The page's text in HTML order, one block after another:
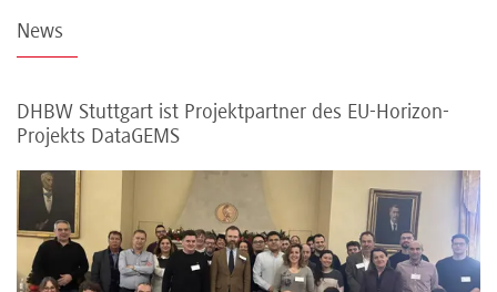
News
DHBW Stuttgart ist Projektpartner des EU-Horizon-
Projekts DataGEMS